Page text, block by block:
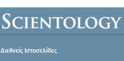
Διεθνείς Ιστοσελίδες